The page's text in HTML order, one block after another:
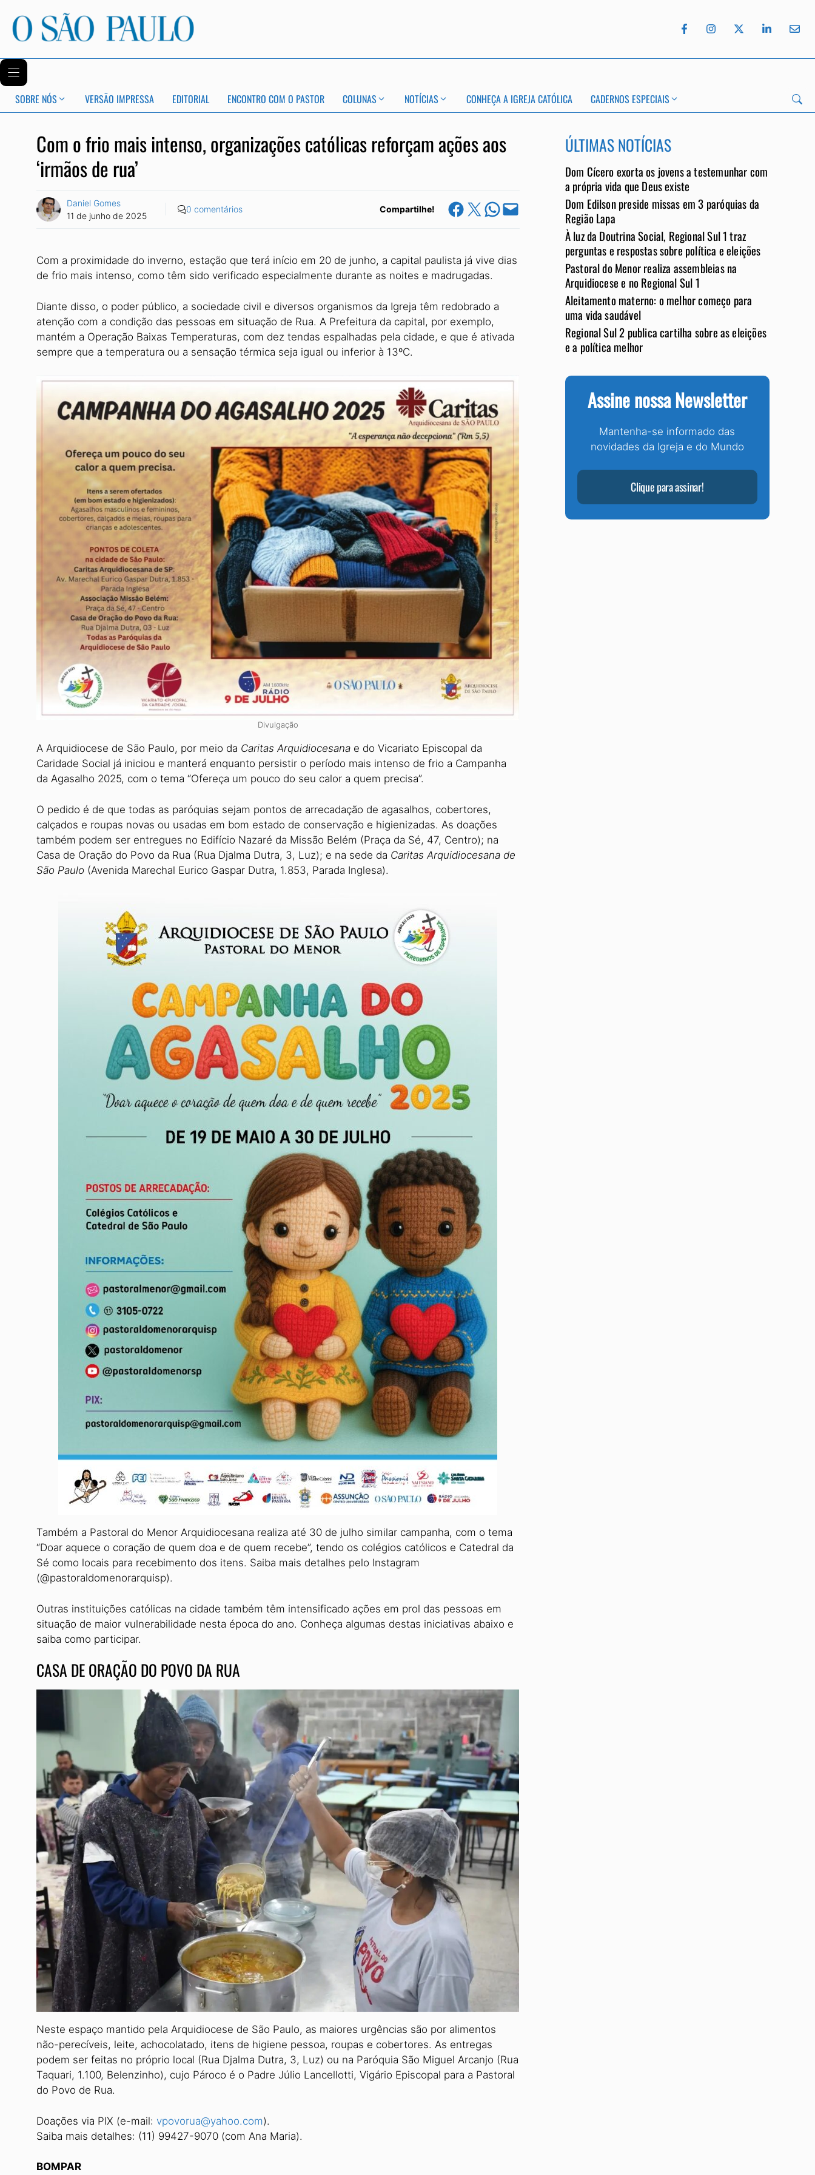
SOBRE NÓS VERSÃO IMPRESSA EDITORIAL ENCONTRO COM O PASTOR COLUNAS NOTÍCIAS CONHEÇA A IGREJA CATÓLICA CADERNOS ESPECIAIS
Com o frio mais intenso, organizações católicas reforçam ações aos
‘irmãos de rua’
Daniel Gomes
11 de junho de 2025
0 comentários Compartilhe! Share on Facebook
Share on X Share on WhatsApp
Email this Page
Com a proximidade do inverno, estação que terá início em 20 de junho, a capital paulista já vive dias
de frio mais intenso, como têm sido verificado especialmente durante as noites e madrugadas.
Diante disso, o poder público, a sociedade civil e diversos organismos da Igreja têm redobrado a
atenção com a condição das pessoas em situação de Rua. A Prefeitura da capital, por exemplo,
mantém a Operação Baixas Temperaturas, com dez tendas espalhadas pela cidade, e que é ativada
sempre que a temperatura ou a sensação térmica seja igual ou inferior à 13ºC.
Divulgação
A Arquidiocese de São Paulo, por meio da Caritas Arquidiocesana e do Vicariato Episcopal da
Caridade Social já iniciou e manterá enquanto persistir o período mais intenso de frio a Campanha
da Agasalho 2025, com o tema “Ofereça um pouco do seu calor a quem precisa”.
O pedido é de que todas as paróquias sejam pontos de arrecadação de agasalhos, cobertores,
calçados e roupas novas ou usadas em bom estado de conservação e higienizadas. As doações
também podem ser entregues no Edifício Nazaré da Missão Belém (Praça da Sé, 47, Centro); na
Casa de Oração do Povo da Rua (Rua Djalma Dutra, 3, Luz); e na sede da Caritas Arquidiocesana de
São Paulo (Avenida Marechal Eurico Gaspar Dutra, 1.853, Parada Inglesa).
Também a Pastoral do Menor Arquidiocesana realiza até 30 de julho similar campanha, com o tema
“Doar aquece o coração de quem doa e de quem recebe”, tendo os colégios católicos e Catedral da
Sé como locais para recebimento dos itens. Saiba mais detalhes pelo Instagram
(@pastoraldomenorarquisp).
Outras instituições católicas na cidade também têm intensificado ações em prol das pessoas em
situação de maior vulnerabilidade nesta época do ano. Conheça algumas destas iniciativas abaixo e
saiba como participar.
CASA DE ORAÇÃO DO POVO DA RUA
Neste espaço mantido pela Arquidiocese de São Paulo, as maiores urgências são por alimentos
não-perecíveis, leite, achocolatado, itens de higiene pessoa, roupas e cobertores. As entregas
podem ser feitas no próprio local (Rua Djalma Dutra, 3, Luz) ou na Paróquia São Miguel Arcanjo (Rua
Taquari, 1.100, Belenzinho), cujo Pároco é o Padre Júlio Lancellotti, Vigário Episcopal para a Pastoral
do Povo de Rua.
Doações via PIX (e-mail: vpovorua@yahoo.com).
Saiba mais detalhes: (11) 99427-9070 (com Ana Maria).
BOMPAR
ÚLTIMAS NOTÍCIAS
Dom Cícero exorta os jovens a testemunhar com
a própria vida que Deus existe
Dom Edilson preside missas em 3 paróquias da
Região Lapa
À luz da Doutrina Social, Regional Sul 1 traz
perguntas e respostas sobre política e eleições
Pastoral do Menor realiza assembleias na
Arquidiocese e no Regional Sul 1
Aleitamento materno: o melhor começo para
uma vida saudável
Regional Sul 2 publica cartilha sobre as eleições
e a política melhor
Assine nossa Newsletter
Mantenha-se informado das
novidades da Igreja e do Mundo
Clique para assinar!